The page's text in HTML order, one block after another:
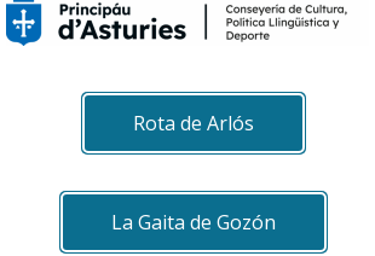
Rota de Arlós
La Gaita de Gozón